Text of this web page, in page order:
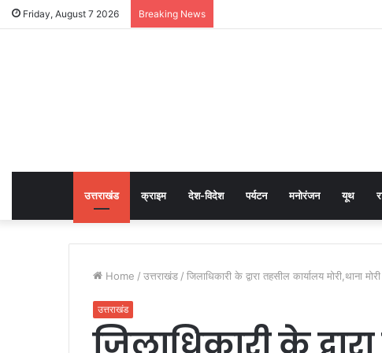
Friday, August 7 2026 Breaking News
उत्तराखंड क्राइम देश-विदेश पर्यटन मनोरंजन यूथ
Home / उत्तराखंड / जिलाधिकारी के द्वारा तहसील कार्यालय मोरी,थाना
उत्तराखंड